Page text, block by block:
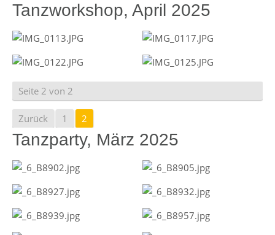
Tanzworkshop, April 2025
Seite 2 von 2
Zurück 1 2
Tanzparty, März 2025